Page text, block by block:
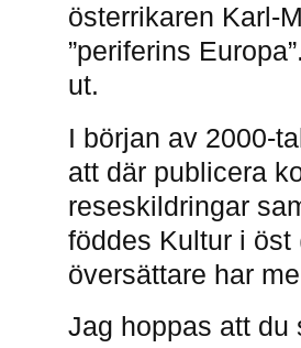
österrikaren Karl-
”periferins
ut.
I början av 2000-
att där publicera
reseskildringar
föddes Kultur i öst
översättare har
Jag hoppas att du